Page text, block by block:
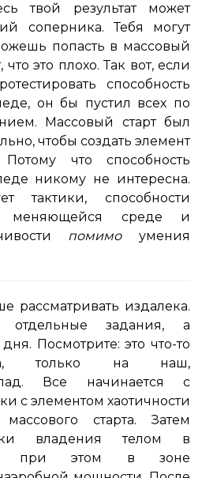
твой результат может
соперника. Тебя могут
попасть в массовый
что это плохо. Так вот, если
способность
он бы пустил всех по
Массовый старт был
чтобы создать элемент
Потому что способность
никому не интересна.
тактики, способности
меняющейся среде и
помимоумения
рассматривать издалека.
задания, а
Посмотрите: это что-то
только на наш,
лад. Все начинается с
с элементом хаотичности
старта. Затем
владения телом в
но при этом в зоне